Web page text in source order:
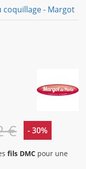
coquillage - Margot
€ - 30%
fils DMC pour une